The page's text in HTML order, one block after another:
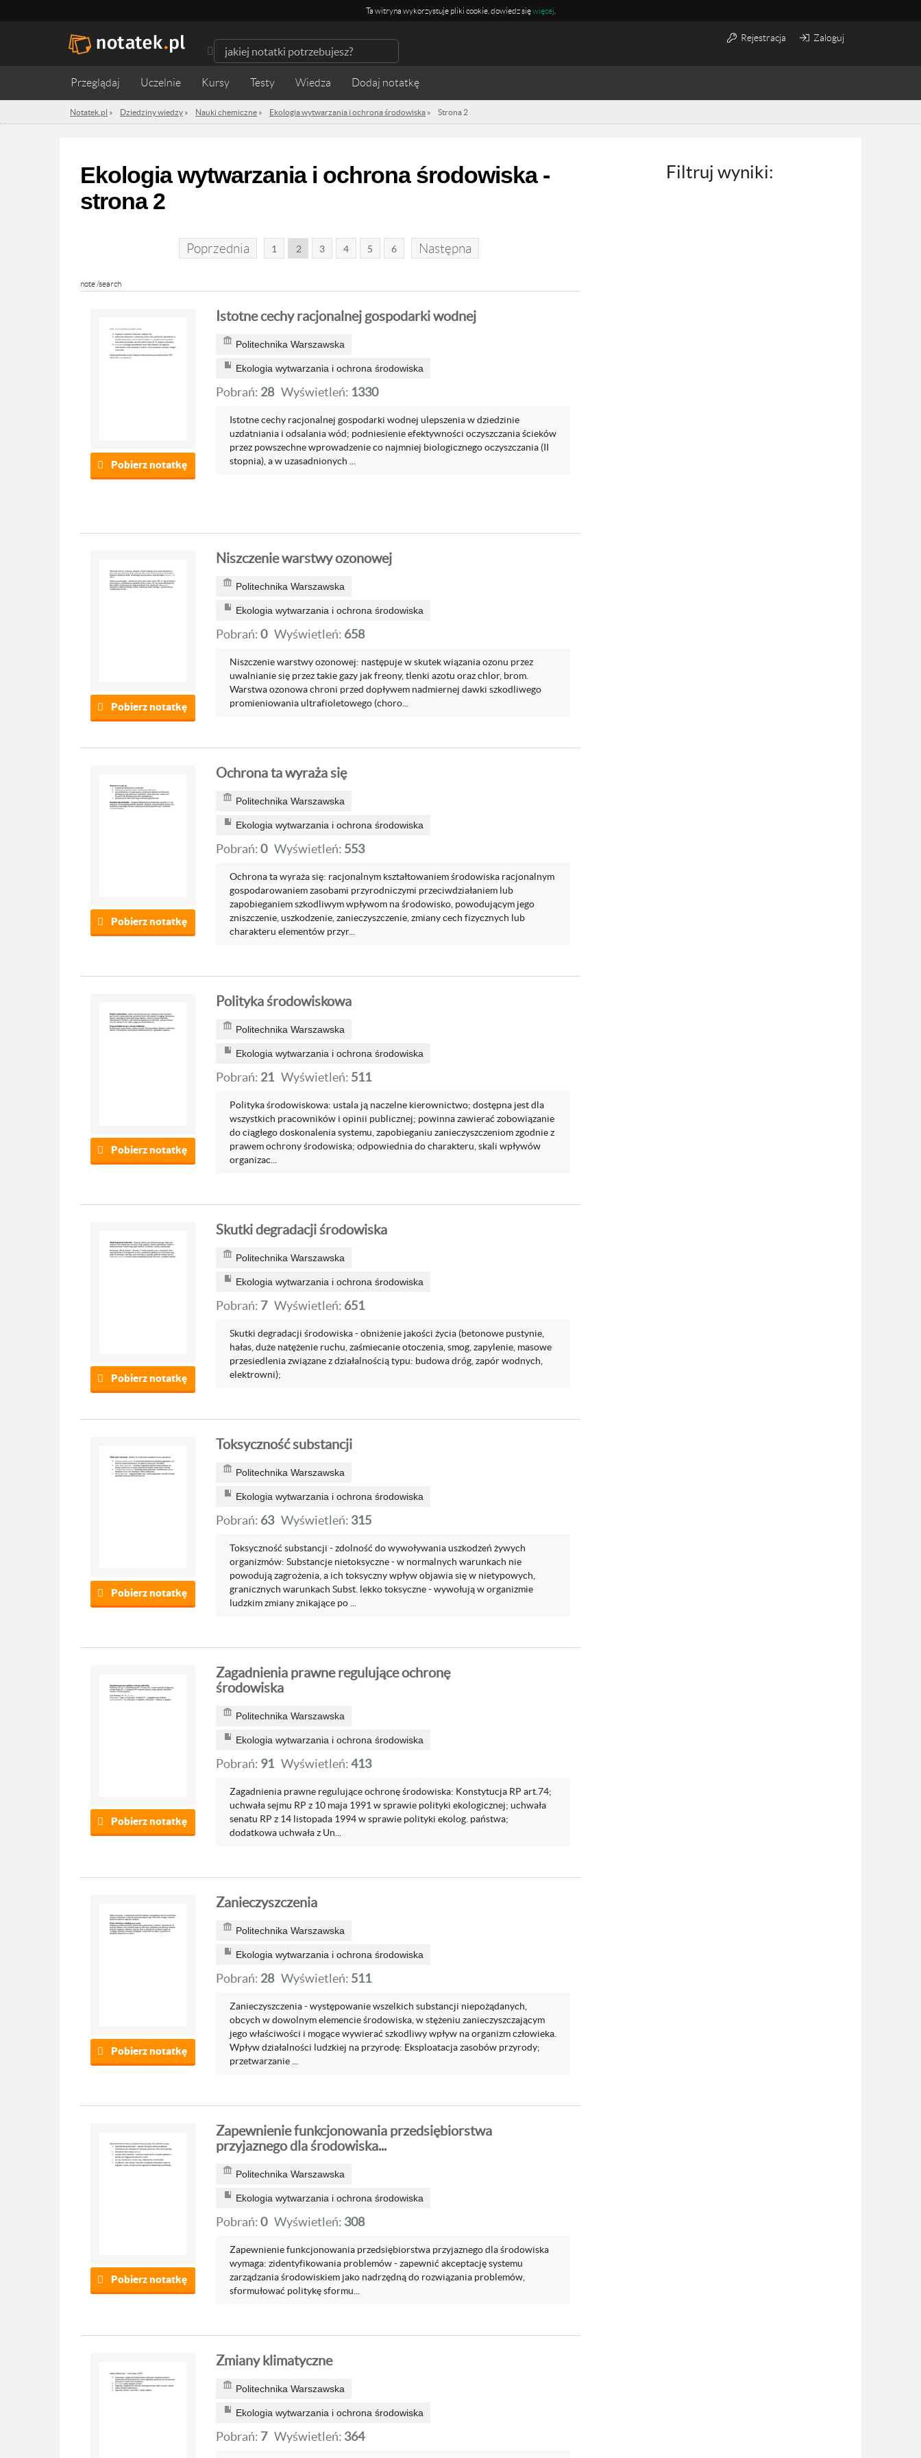
Ta witryna wykorzystuje pliki cookie, dowiedz sięwięcej
Rejestracja Zaloguj
Przeglądaj Uczelnie Kursy Testy Wiedza
Notatek.pl » Dziedziny wiedzy » Nauki chemiczne » Ekologia wytwarzania i ochrona środowiska » Strona 2
Ekologia wytwarzania i ochrona środowiska -
strona 2
Poprzednia 1 2 3 4 5 6 Następna
note /search
Pobierz notatkę
Istotne cechy racjonalnej gospodarki wodnej
Politechnika Warszawska
Ekologia wytwarzania i ochrona środowiska
Pobrań: 28 Wyświetleń: 1330
Istotne cechy racjonalnej gospodarki wodnej ulepszenia w dziedzinie
uzdatniania i odsalania wód; podniesienie efektywności oczyszczania ścieków
przez powszechne wprowadzenie co najmniej biologicznego oczyszczania (II
stopnia), a w uzasadnionych ...
Pobierz notatkę
Niszczenie warstwy ozonowej
Politechnika Warszawska
Ekologia wytwarzania i ochrona środowiska
Pobrań:0 Wyświetleń: 658
Niszczenie warstwy ozonowej: następuje w skutek wiązania ozonu przez
uwalnianie się przez takie gazy jak freony, tlenki azotu oraz chlor, brom.
Warstwa ozonowa chroni przed dopływem nadmiernej dawki szkodliwego
promieniowania ultrafioletowego (choro...
Pobierz notatkę
Ochrona ta wyraża się
Politechnika Warszawska
Ekologia wytwarzania i ochrona środowiska
Pobrań:0 Wyświetleń: 553
Ochrona ta wyraża się: racjonalnym kształtowaniem środowiska racjonalnym
gospodarowaniem zasobami przyrodniczymi przeciwdziałaniem lub
zapobieganiem szkodliwym wpływom na środowisko, powodującym jego
zniszczenie, uszkodzenie, zanieczyszczenie, zmiany cech fizycznych lub
charakteru elementów przyr...
Pobierz notatkę
Polityka środowiskowa
Politechnika Warszawska
Ekologia wytwarzania i ochrona środowiska
Pobrań: 21 Wyświetleń: 511
Polityka środowiskowa: ustala ją naczelne kierownictwo; dostępna jest dla
wszystkich pracowników i opinii publicznej; powinna zawierać zobowiązanie
do ciągłego doskonalenia systemu, zapobieganiu zanieczyszczeniom zgodnie z
prawem ochrony środowiska; odpowiednia do charakteru, skali wpływów
organizac...
Pobierz notatkę
Skutki degradacji środowiska
Politechnika Warszawska
Ekologia wytwarzania i ochrona środowiska
Pobrań: 7 Wyświetleń: 651
Skutki degradacji środowiska - obniżenie jakości życia (betonowe pustynie,
hałas, duże natężenie ruchu, zaśmiecanie otoczenia, smog, zapylenie, masowe
przesiedlenia związane z działalnością typu: budowa dróg, zapór wodnych,
elektrowni);
Pobierz notatkę
Toksyczność substancji
Politechnika Warszawska
Ekologia wytwarzania i ochrona środowiska
Pobrań: 63 Wyświetleń: 315
Toksyczność substancji - zdolność do wywoływania uszkodzeń żywych
organizmów: Substancje nietoksyczne - w normalnych warunkach nie
powodują zagrożenia, a ich toksyczny wpływ objawia się w nietypowych,
granicznych warunkach Subst. lekko toksyczne - wywołują w organizmie
ludzkim zmiany znikające po ...
Pobierz notatkę
Zagadnienia prawne regulujące ochronę
środowiska
Politechnika Warszawska
Ekologia wytwarzania i ochrona środowiska
Pobrań: 91 Wyświetleń:413
Zagadnienia prawne regulujące ochronę środowiska: Konstytucja RP art.74;
uchwała sejmu RP z 10 maja 1991 w sprawie polityki ekologicznej; uchwała
senatu RP z 14 listopada 1994 w sprawie polityki ekolog. państwa;
dodatkowa uchwała z Un...
Pobierz notatkę
Zanieczyszczenia
Politechnika Warszawska
Ekologia wytwarzania i ochrona środowiska
Pobrań: 28 Wyświetleń: 511
Zanieczyszczenia - występowanie wszelkich substancji niepożądanych,
obcych w dowolnym elemencie środowiska, w stężeniu zanieczyszczającym
jego właściwości i mogące wywierać szkodliwy wpływ na organizm człowieka.
Wpływ działalności ludzkiej na przyrodę: Eksploatacja zasobów przyrody;
przetwarzanie ...
Pobierz notatkę
Zapewnienie funkcjonowania przedsiębiorstwa
przyjaznego dla środowiska...
Politechnika Warszawska
Ekologia wytwarzania i ochrona środowiska
Pobrań:0 Wyświetleń: 308
Zapewnienie funkcjonowania przedsiębiorstwa przyjaznego dla środowiska
wymaga: zidentyfikowania problemów - zapewnić akceptację systemu
zarządzania środowiskiem jako nadrzędną do rozwiązania problemów,
sformułować politykę sformu...
Zmiany klimatyczne
Politechnika Warszawska
Ekologia wytwarzania i ochrona środowiska
Pobrań: 7 Wyświetleń: 364
Filtruj wyniki: